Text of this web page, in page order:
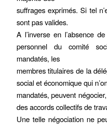
suffrages exprimés. Si tel
sont pas valides.
A l’inverse en l’absence
personnel du comité
mandatés, les
membres titulaires de la
social et économique qui
mandatés, peuvent
des accords collectifs de
Une telle négociation ne